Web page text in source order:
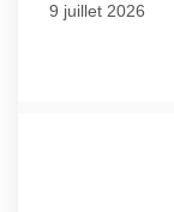
9 juillet 2026